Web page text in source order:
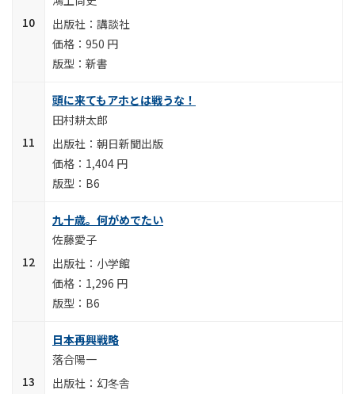
講談社
950 円
新書
頭に来てもアホとは戦うな！
田村耕太郎
朝日新聞出版
1,404 円
B6
九十歳。何がめでたい
佐藤愛子
小学館
1,296 円
B6
日本再興戦略
落合陽一
幻冬舎